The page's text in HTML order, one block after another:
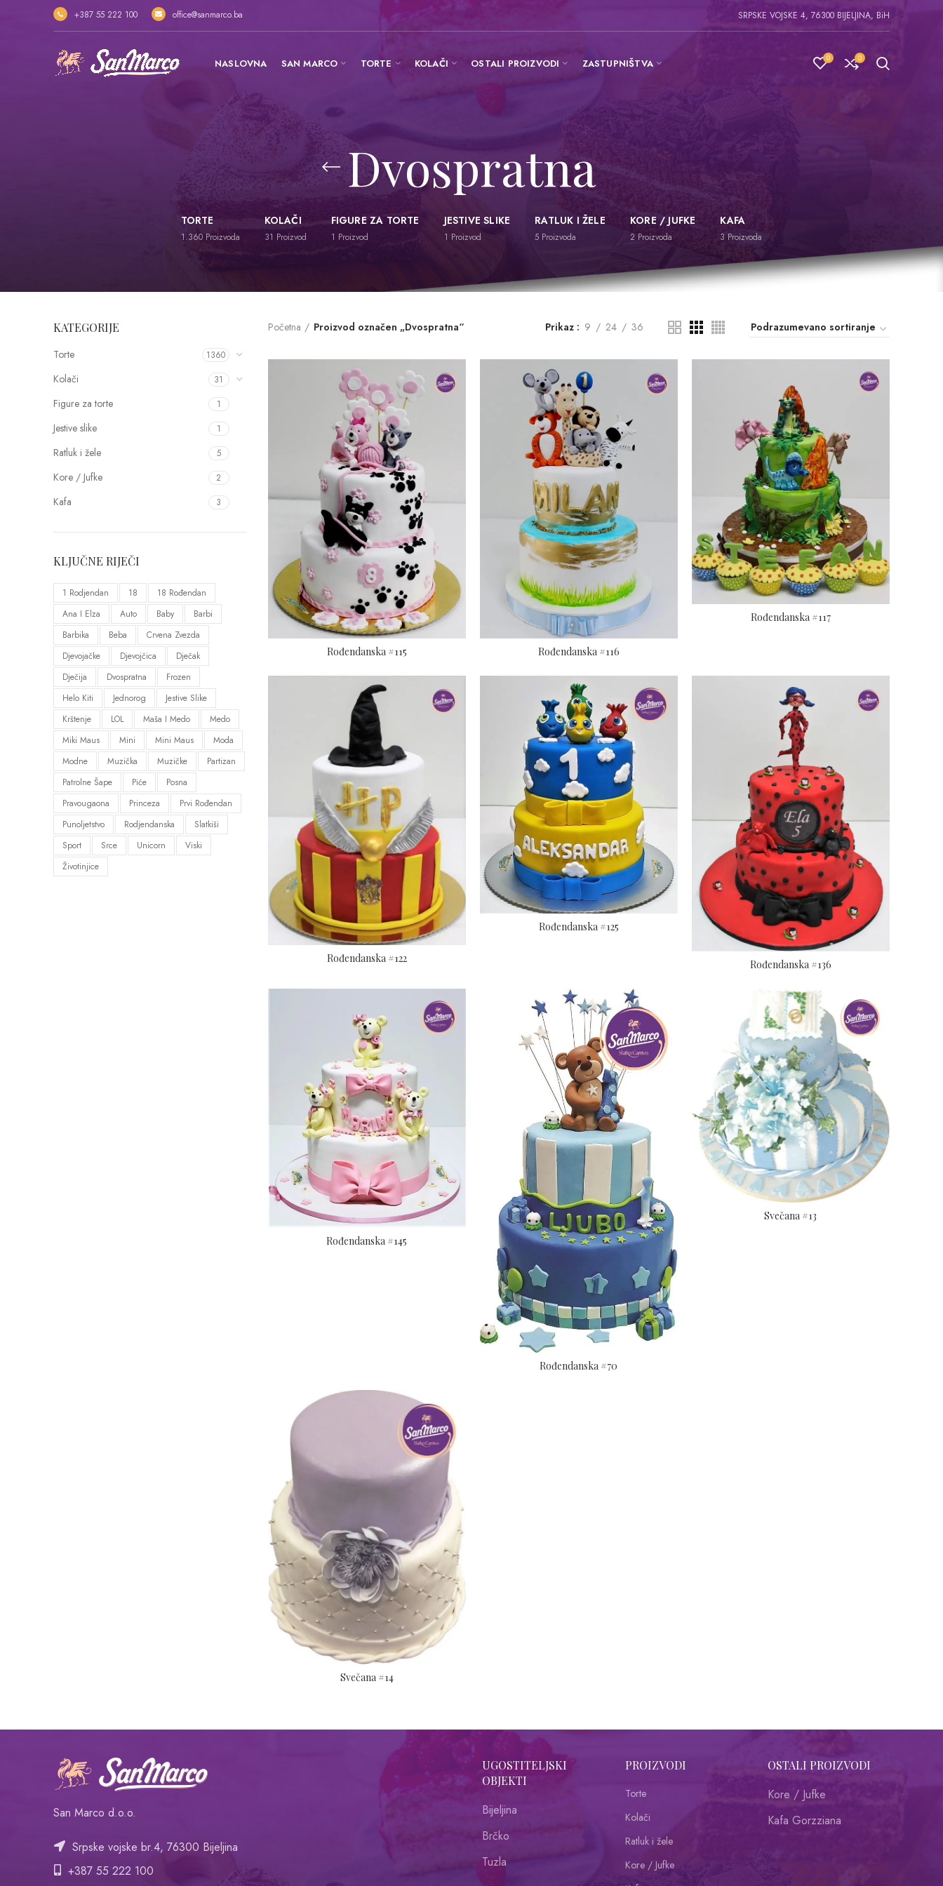
+387 55 222 100 office@sanmarco.ba SRPSKE VOJSKE 4, 76300 BIJELJINA, BiH
NASLOVNA SAN MARCO TORTE KOLAČI OSTALI PROIZVODI ZASTUPNIŠTVA 0 0
Dvospratna
TORTE
1.360 Proizvoda
KOLAČI
31 Proizvod
FIGURE ZA TORTE
1 Proizvod
JESTIVE SLIKE
1 Proizvod
RATLUK I ŽELE
5 Proizvoda
KORE / JUFKE
2 Proizvoda
KAFA
3 Proizvoda
KATEGORIJE
Torte 1360
Kolači 31
Figure za torte 1
Jestive slike 1
Ratluk i žele 5
Kore / Jufke 2
Kafa 3
KLJUČNE RIJEČI
1 Rodjendan 18
18 Rođendan
Ana I Elza
Auto Baby
Barbi
Barbika
Beba
Crvena Zvezda
Djevojačke
Djevojčica
Dječak
Dječija
Dvospratna
Frozen
Helo Kiti
Jednorog
Jestive Slike
Krštenje
LOL Maša I Medo
Medo
Miki Maus
Mini Mini Maus
Moda
Modne
Muzička Muzičke
Partizan
Patrolne Šape
Piće
Posna
Pravougaona
Princeza
Prvi Rođendan
Punoljetstvo
Rodjendanska
Slatkiši
Sport
Srce Unicorn
Viski
Životinjice
Početna Proizvod označen „Dvospratna“ Prikaz 9 24 36
Rođendanska #115 Rođendanska #116
Rođendanska #117
Rođendanska #122
Rođendanska #125
Rođendanska #136
Rođendanska #145
Rođendanska #70
Svečana #13
Svečana #14
San Marco d.o.o.
Srpske vojske br.4, 76300 Bijeljina
+387 55 222 100
UGOSTITELJSKI
OBJEKTI
Bijeljina
Brčko
Tuzla
PROIZVODI
Torte
Kolači
Ratluk i žele
Kore / Jufke
OSTALI PROIZVODI
Kore / Jufke
Kafa Gorzziana